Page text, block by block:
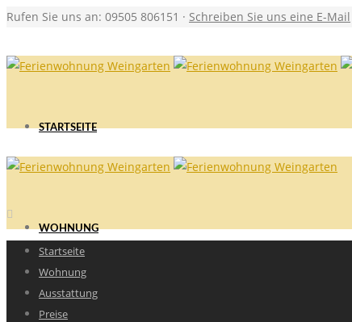
Rufen Sie uns an: 09505 806151 · Schreiben Sie uns eine E-Mail
STARTSEITE
WOHNUNG
Startseite
Wohnung
Ausstattung
Preise